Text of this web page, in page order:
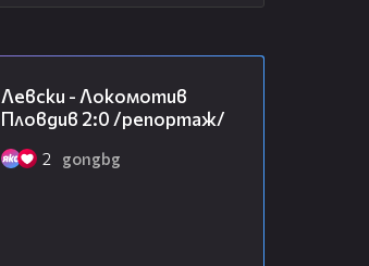
Левски - Локомотив
Пловдив 2:0 /репортаж/
2 gongbg